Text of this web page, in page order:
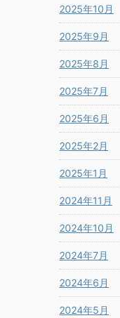
2025年10月
2025年9月
2025年8月
2025年7月
2025年6月
2025年2月
2025年1月
2024年11月
2024年10月
2024年7月
2024年6月
2024年5月